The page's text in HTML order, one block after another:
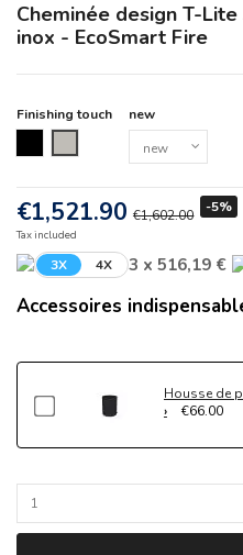
Cheminée design T-
inox - EcoSmart Fire
Finishing touch
new
€1,521.90 €1,602.00 -5%
Tax included
3X 4X 3 x 516,19 €
Accessoires
Housse de
€66.00